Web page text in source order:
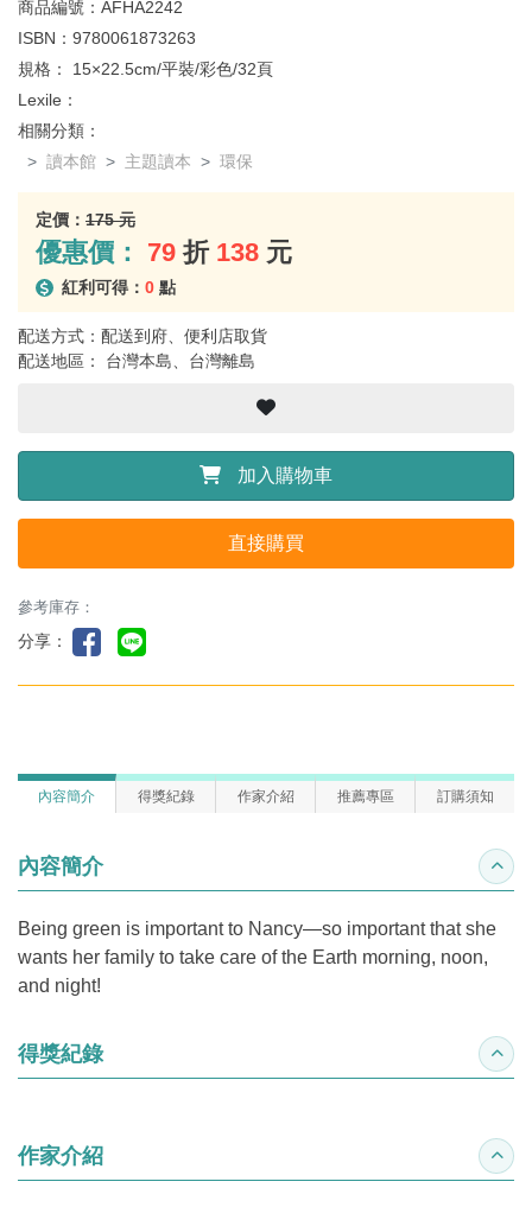
商品編號： AFHA2242
ISBN： 9780061873263
規格： 15×22.5cm/平裝/彩色/32頁
Lexile：
相關分類：
讀本館
主題讀本 環保
定價： 175 元
優惠價： 79 折 138 元
紅利可得： 0 點
配送方式：配送到府、便利店取貨
配送地區： 台灣本島、台灣離島
加入購物車
直接購買
參考庫存：
分享：
內容簡介 得獎紀錄 作家介紹 推薦專區 訂購須知
內容簡介 收合
Being green is important to Nancy—so important that she
wants her family to take care of the Earth morning, noon,
and night!
得獎紀錄 收合
作家介紹 收合